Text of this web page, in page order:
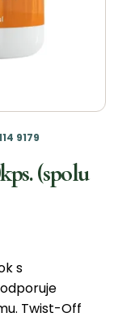
9179
(spolu
s
Twist-Off